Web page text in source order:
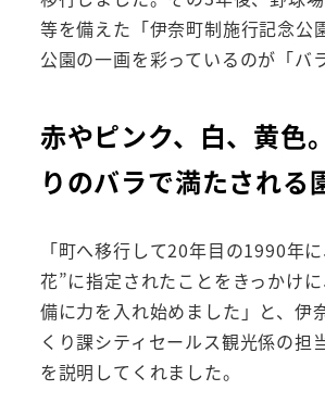
等を備えた「伊奈町制施行記念公
公園の一画を彩っているのが「バ
赤やピンク、白、黄色
りのバラで満たされる
「町へ移行して20年目の1990年
花”に指定されたことをきっかけ
備に力を入れ始めました」と、伊
くり課シティセールス観光係の担
を説明してくれました。